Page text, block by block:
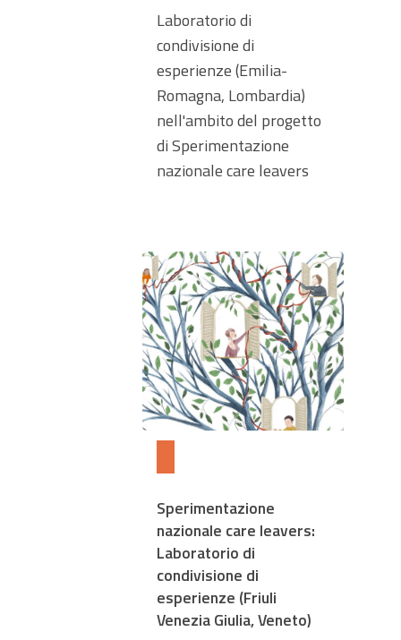
Laboratorio di
condivisione di
esperienze (Emilia-
Romagna, Lombardia)
nell'ambito del progetto
di Sperimentazione
nazionale care leavers
Sperimentazione
nazionale care leavers:
Laboratorio di
condivisione di
esperienze (Friuli
Venezia Giulia, Veneto)